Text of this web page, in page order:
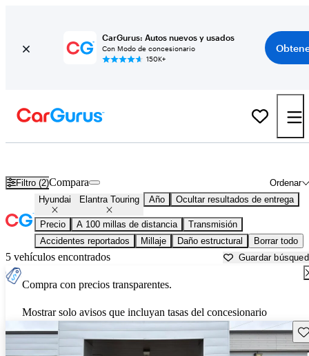
CarGurus: Autos nuevos y usados
Con Modo de concesionario
150K+
Filtro (2) Ordenar
Compara
Hyundai Elantra Touring Año Ocultar resultados de entrega
Precio A 100 millas de distancia
Transmisión
Accidentes reportados
Millaje Daño estructural Borrar todo
5 vehículos encontrados Guardar
Compra con precios transparentes.
Mostrar solo avisos que incluyan tasas del concesionario